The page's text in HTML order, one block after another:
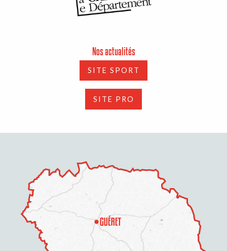
Nos actualités
SITE SPORT
SITE PRO